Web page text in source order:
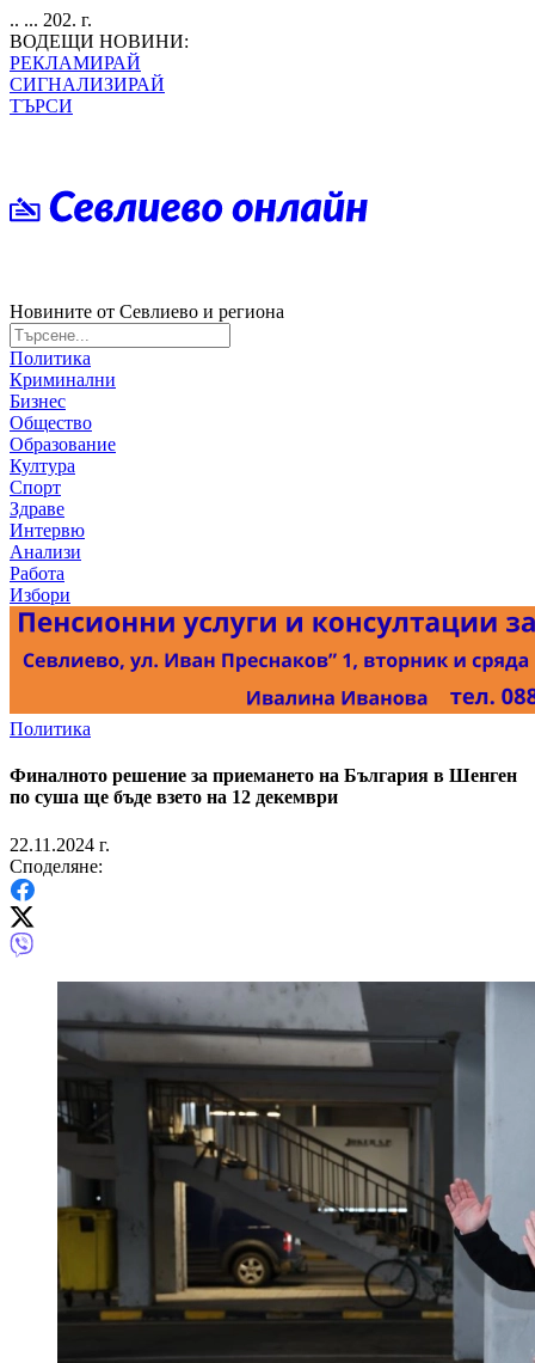
.. ... 202. г.
ВОДЕЩИ НОВИНИ:
РЕКЛАМИРАЙ
СИГНАЛИЗИРАЙ
ТЪРСИ
Новините от Севлиево и региона
Политика
Криминални
Бизнес
Общество
Образование
Култура
Спорт
Здраве
Интервю
Анализи
Работа
Избори
Политика
Финалното решение за приемането на България в Шенген
по суша ще бъде взето на 12 декември
22.11.2024 г.
Споделяне: